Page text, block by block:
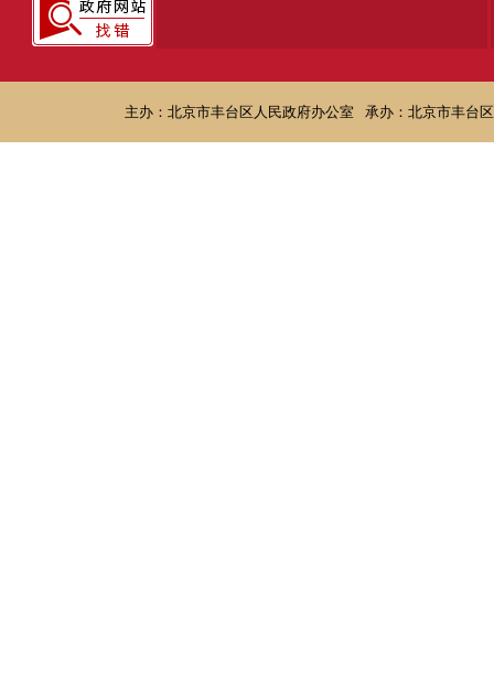
主办：北京市丰台区人民政府办公室 承办：北京市丰台